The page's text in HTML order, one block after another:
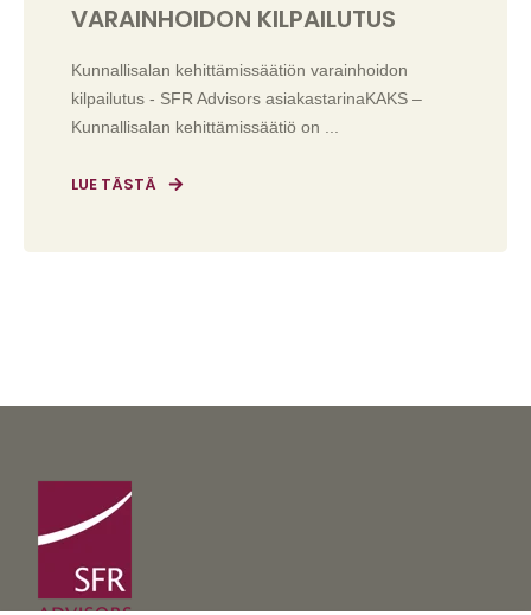
VARAINHOIDON KILPAILUTUS
Kunnallisalan kehittämissäätiön varainhoidon
kilpailutus - SFR Advisors asiakastarinaKAKS –
Kunnallisalan kehittämissäätiö on ...
LUE TÄSTÄ